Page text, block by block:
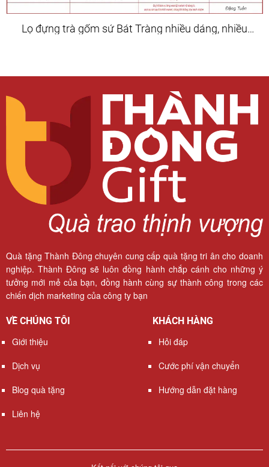
Lọ đựng trà gốm sứ Bát Tràng nhiều dáng, nhiều
Quà tặng Thành Đông chuyên cung cấp quà tặng tri ân cho doanh
nghiệp. Thành Đông sẽ luôn đồng hành chắp cánh cho những ý
tưởng mới mẻ của bạn, đồng hành cùng sự thành công trong các
chiến dịch marketing của công ty bạn
VỀ CHÚNG TÔI
Giới thiệu
Dịch vụ
Blog quà tặng
Liên hệ
KHÁCH HÀNG
Hỏi đáp
Cước phí vận chuyển
Hướng dẫn đặt hàng